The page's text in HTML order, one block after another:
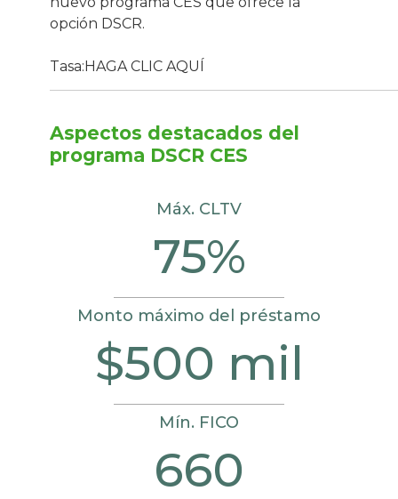
opción DSCR.
Tasa:HAGA CLIC AQUÍ
Aspectos destacados del
programa DSCR CES
Máx. CLTV
75%
Monto máximo del préstamo
$500 mil
Mín. FICO
660